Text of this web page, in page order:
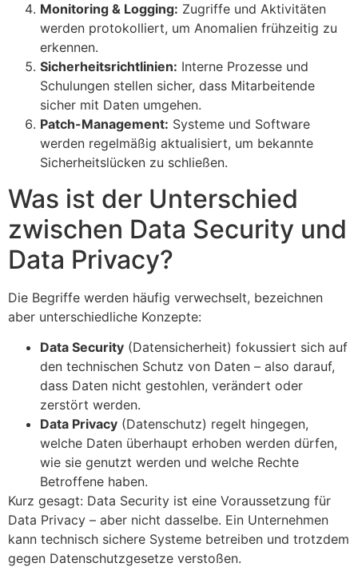
Monitoring & Logging: Zugriffe und Aktivitäten
werden protokolliert, um Anomalien frühzeitig zu
erkennen.
Sicherheitsrichtlinien: Interne Prozesse und
Schulungen stellen sicher, dass Mitarbeitende
sicher mit Daten umgehen.
Patch-Management: Systeme und Software
werden regelmäßig aktualisiert, um bekannte
Sicherheitslücken zu schließen.
Was ist der Unterschied
zwischen Data Security und
Data Privacy?
Die Begriffe werden häufig verwechselt, bezeichnen
aber unterschiedliche Konzepte:
Data Security (Datensicherheit) fokussiert sich auf
den technischen Schutz von Daten – also darauf,
dass Daten nicht gestohlen, verändert oder
zerstört werden.
Data Privacy (Datenschutz) regelt hingegen,
welche Daten überhaupt erhoben werden dürfen,
wie sie genutzt werden und welche Rechte
Betroffene haben.
Kurz gesagt: Data Security ist eine Voraussetzung für
Data Privacy – aber nicht dasselbe. Ein Unternehmen
kann technisch sichere Systeme betreiben und trotzdem
gegen Datenschutzgesetze verstoßen.